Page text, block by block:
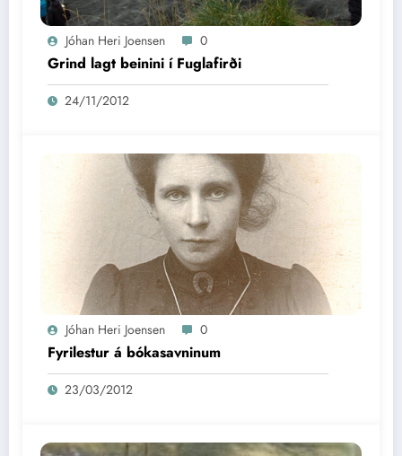
Jóhan Heri Joensen 0
Grind lagt beinini í Fuglafirði
24/11/2012
Jóhan Heri Joensen 0
Fyrilestur á bókasavninum
23/03/2012